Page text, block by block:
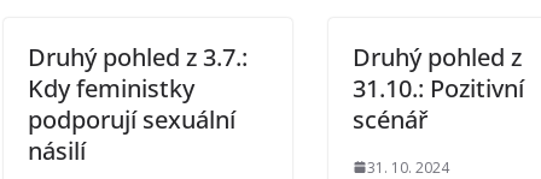
Druhý pohled z 3.7.:
Kdy feministky
podporují sexuální
násilí
Druhý pohled z
31.10.: Pozitivní
scénář
31. 10. 2024